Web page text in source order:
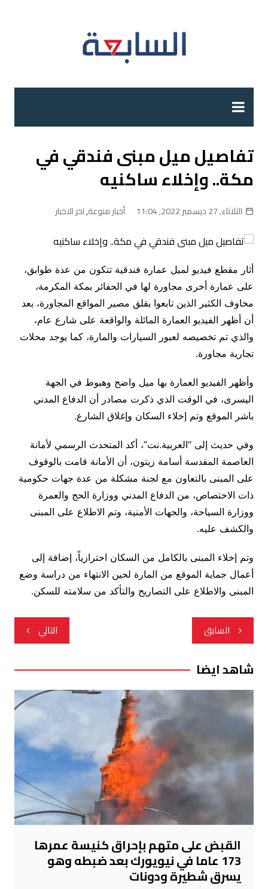
تفاصيل ميل مبنى فندقي في
مكة.. وإخلاء ساكنيه
الثلاثاء, 27 ديسمبر 2022, 11:04 أخبار منوعة,اخر الاخبار
أثار مقطع فيديو لميل عمارة فندقية تتكون من عدة طوابق،
على عمارة أخرى مجاورة لها في الحفائر بمكة المكرمة،
مخاوف الكثير الذين تابعوا بقلق مصير المواقع المجاورة، بعد
أن أظهر الفيديو العمارة المائلة والواقعة على شارع عام،
والذي تم تخصيصه لعبور السيارات والمارة، كما يوجد محلات
تجارية مجاورة.
وأظهر الفيديو العمارة بها ميل واضح وهبوط في الجهة
اليسرى، في الوقت الذي ذكرت مصادر أن الدفاع المدني
باشر الموقع وتم إخلاء السكان وإغلاق الشارع.
وفي حديث إلى “العربية.نت”، أكد المتحدث الرسمي لأمانة
العاصمة المقدسة أسامة زيتون، أن الأمانة قامت بالوقوف
على المبنى بالتعاون مع لجنة مشكلة من عدة جهات حكومية
ذات الاختصاص، من الدفاع المدني ووزارة الحج والعمرة
ووزارة السياحة، والجهات الأمنية، وتم الاطلاع على المبنى
والكشف عليه.
وتم إخلاء المبنى بالكامل من السكان احترازياً، إضافة إلى
أعمال حماية الموقع من المارة لحين الانتهاء من دراسة وضع
المبنى والاطلاع على التصاريح والتأكد من سلامته للسكن.
تصفّح
المقالات
السابق التالي
شاهد ايضا
القبض على متهم بإحراق كنيسة عمرها
173 عاما في نيويورك بعد ضبطه وهو
يسرق شطيرة ودونات